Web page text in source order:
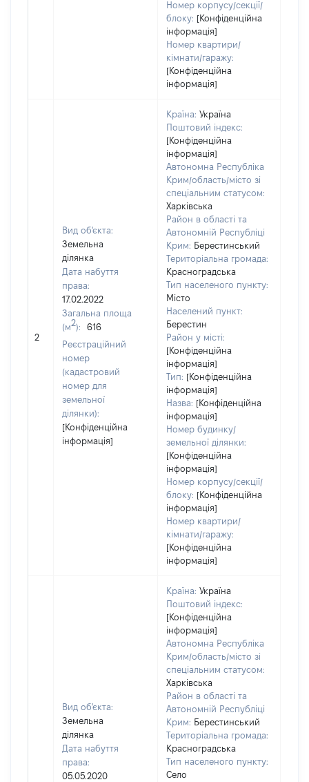
Номер корпусу/секції/
блоку: [Конфіденційна
інформація]
Номер квартири/
кімнати/гаражу:
[Конфіденційна
інформація]
2
Вид об'єкта:
Земельна
ділянка
Дата набуття
права:
17.02.2022
Загальна площа
(м2):
616
Реєстраційний
номер
(кадастровий
номер для
земельної
ділянки):
[Конфіденційна
інформація]
Країна: Україна
Поштовий індекс:
[Конфіденційна
інформація]
Автономна Республіка
Крим/область/місто зі
спеціальним статусом:
Харківська
Район в області та
Автономній Республіці
Крим: Берестинський
Територіальна громада:
Красноградська
Тип населеного пункту:
Місто
Населений пункт:
Берестин
Район у місті:
[Конфіденційна
інформація]
Тип: [Конфіденційна
інформація]
Назва: [Конфіденційна
інформація]
Номер будинку/
земельної ділянки:
[Конфіденційна
інформація]
Номер корпусу/секції/
блоку: [Конфіденційна
інформація]
Номер квартири/
кімнати/гаражу:
[Конфіденційна
інформація]
Вид об'єкта:
Земельна
ділянка
Дата набуття
права:
05.05.2020
Країна: Україна
Поштовий індекс:
[Конфіденційна
інформація]
Автономна Республіка
Крим/область/місто зі
спеціальним статусом:
Харківська
Район в області та
Автономній Республіці
Крим: Берестинський
Територіальна громада:
Красноградська
Тип населеного пункту:
Село